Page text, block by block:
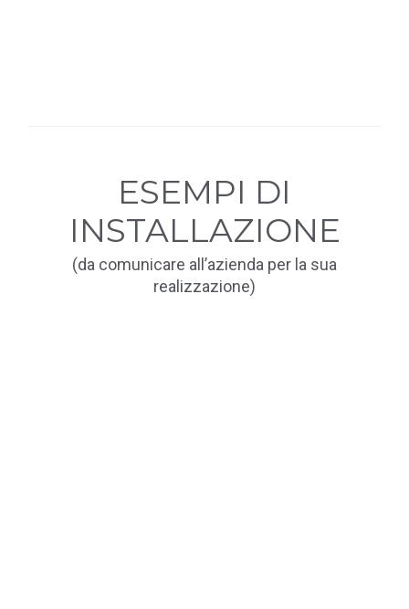
ESEMPI DI
INSTALLAZIONE
(da comunicare all’azienda per la sua
realizzazione)